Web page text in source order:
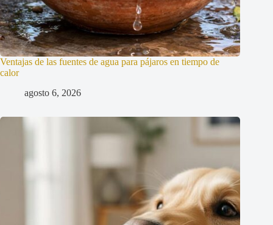
Ventajas de las fuentes de agua para pájaros en tiempo de
calor
agosto 6, 2026